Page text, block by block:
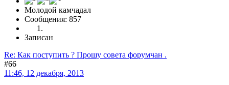
Молодой камчадал
Сообщения: 857
Записан
Re: Как поступить ? Прошу совета форумчан .
#66
11:46, 12 декабря, 2013